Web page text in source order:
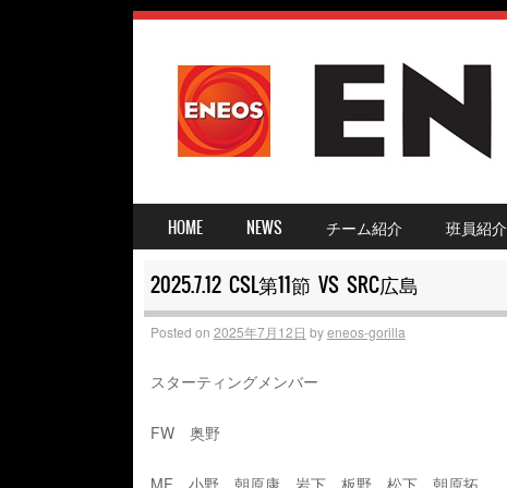
MENU ≡
SKIP TO CONTENT
HOME NEWS チーム紹介 班員紹介
2025.7.12 CSL第11節 VS SRC広島
Posted on 2025年7月12日 byeneos-gorilla
スターティングメンバー
FW 奥野